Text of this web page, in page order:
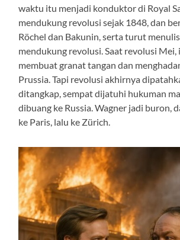
waktu itu menjadi konduktor di Royal
mendukung revolusi sejak 1848, dan
Röchel dan Bakunin, serta turut
mendukung revolusi. Saat revolusi
membuat granat tangan dan
Prussia. Tapi revolusi akhirnya
ditangkap, sempat dijatuhi hukuman
dibuang ke Russia. Wagner jadi buron,
ke Paris, lalu ke Zürich.